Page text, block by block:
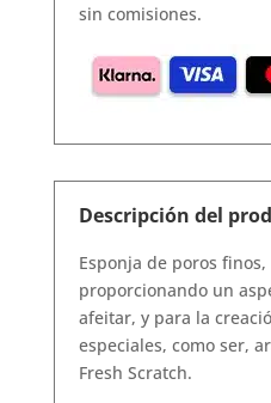
sin comisiones.
Descripción del
Esponja de poros
proporcionando un
afeitar, y para la
especiales, como ser,
Fresh Scratch.